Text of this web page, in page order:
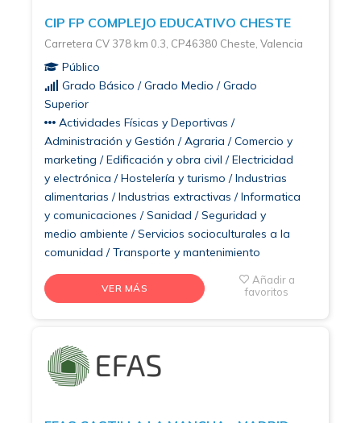
CIP FP COMPLEJO EDUCATIVO CHESTE
Carretera CV 378 km 0.3, CP46380 Cheste, Valencia
Público
Grado Básico / Grado Medio / Grado
Superior
Actividades Físicas y Deportivas /
Administración y Gestión / Agraria / Comercio y
marketing / Edificación y obra civil / Electricidad
y electrónica / Hostelería y turismo / Industrias
alimentarias / Industrias extractivas / Informatica
y comunicaciones / Sanidad / Seguridad y
medio ambiente / Servicios socioculturales a la
comunidad / Transporte y mantenimiento
VER MÁS
Añadir a
favoritos